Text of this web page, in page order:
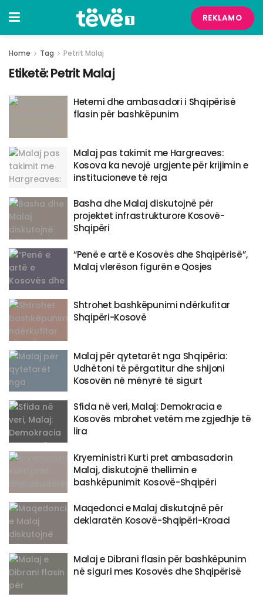
REKLAMO
Home Tag Petrit Malaj
Etiketë:Petrit Malaj
Hetemi dhe ambasadori i Shqipërisë
flasin për bashkëpunim
Malaj pas takimit me Hargreaves:
Kosova ka nevojë urgjente për krijimin e
institucioneve të reja
Basha dhe Malaj diskutojnë për
projektet infrastrukturore Kosovë-
Shqipëri
“Penë e artë e Kosovës dhe Shqipërisë”,
Malaj vlerëson figurën e Qosjes
Shtrohet bashkëpunimi ndërkufitar
Shqipëri-Kosovë
Malaj për qytetarët nga Shqipëria:
Udhëtoni të përgatitur dhe shijoni
Kosovën në mënyrë të sigurt
​Sfida në veri, Malaj: Demokracia e
Kosovës mbrohet vetëm me zgjedhje të
lira
Kryeministri Kurti pret ambasadorin
Malaj, diskutojnë thellimin e
bashkëpunimit Kosovë-Shqipëri
Maqedonci e Malaj diskutojnë për
deklaratën Kosovë-Shqipëri-Kroaci
Malaj e Dibrani flasin për bashkëpunim
në siguri mes Kosovës dhe Shqipërisë